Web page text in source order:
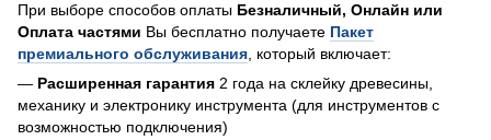
При выборе способов оплаты Безналичный, Онлайн или
Оплата частями Вы бесплатно получаете Пакет
премиального обслуживания, который включает:
— Расширенная гарантия 2 года на склейку древесины,
механику и электронику инструмента (для инструментов с
возможностью подключения)